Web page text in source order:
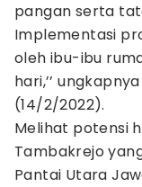
pangan serta
Implementasi
oleh ibu-ibu
hari,’’
(14/2/2022).
Melihat potensi
Tambakrejo
Pantai Utara